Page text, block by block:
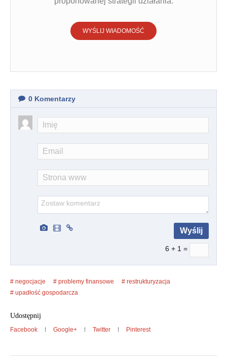
WYŚLIJ WIADOMOŚĆ
0 Komentarzy
6 + 1 =
negocjacje problemy finansowe
restrukturyzacja
upadłość gospodarcza
Udostępnij
Facebook Google+ Twitter Pinterest